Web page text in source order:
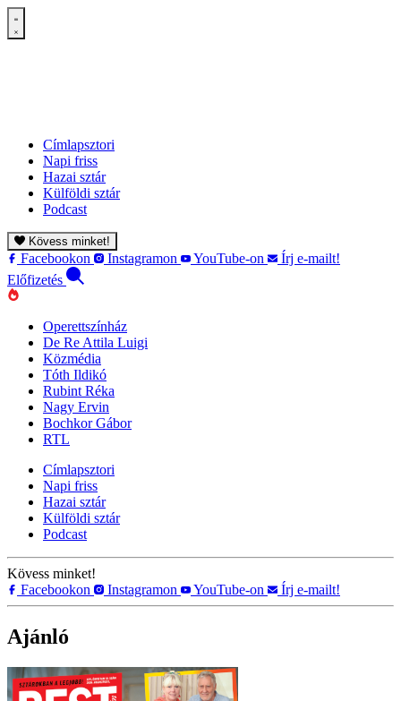
Címlapsztori
Napi friss
Hazai sztár
Külföldi sztár
Podcast
Kövess minket!
Facebookon Instagramon YouTube-on
Írj e-mailt!
Előfizetés
Operettszínház
De Re Attila Luigi
Közmédia
Tóth Ildikó
Rubint Réka
Nagy Ervin
Bochkor Gábor
RTL
Címlapsztori
Napi friss
Hazai sztár
Külföldi sztár
Podcast
Kövess minket!
Facebookon
Instagramon YouTube-on Írj e-mailt!
Ajánló